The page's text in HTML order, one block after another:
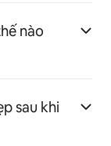
nào
sau khi